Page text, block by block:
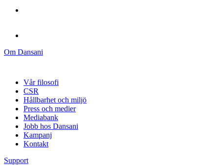
Om Dansani
Vår filosofi
CSR
Hållbarhet och miljö
Press och medier
Mediabank
Jobb hos Dansani
Kampanj
Kontakt
Support